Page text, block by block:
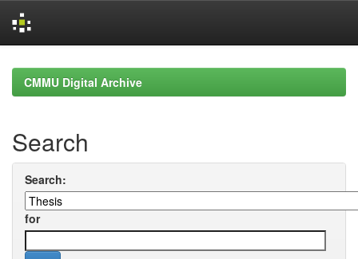
navigationCMMU Digital Archive
Search
Search:
for